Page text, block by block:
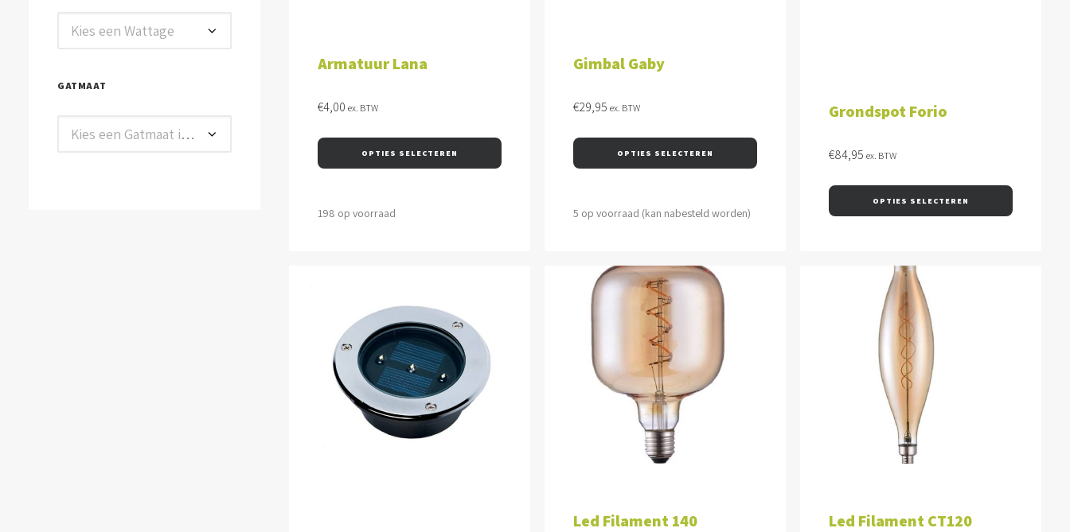
Kies een Wattage
GATMAAT
Kies een Gatmaat in mm
Armatuur Lana
€4,00 ex. BTW
OPTIES SELECTEREN
198 op voorraad
Gimbal Gaby
€29,95 ex. BTW
OPTIES SELECTEREN
5 op voorraad (kan nabesteld worden)
Grondspot Forio
€84,95 ex. BTW
OPTIES SELECTEREN
Led Filament 140 Led Filament CT120